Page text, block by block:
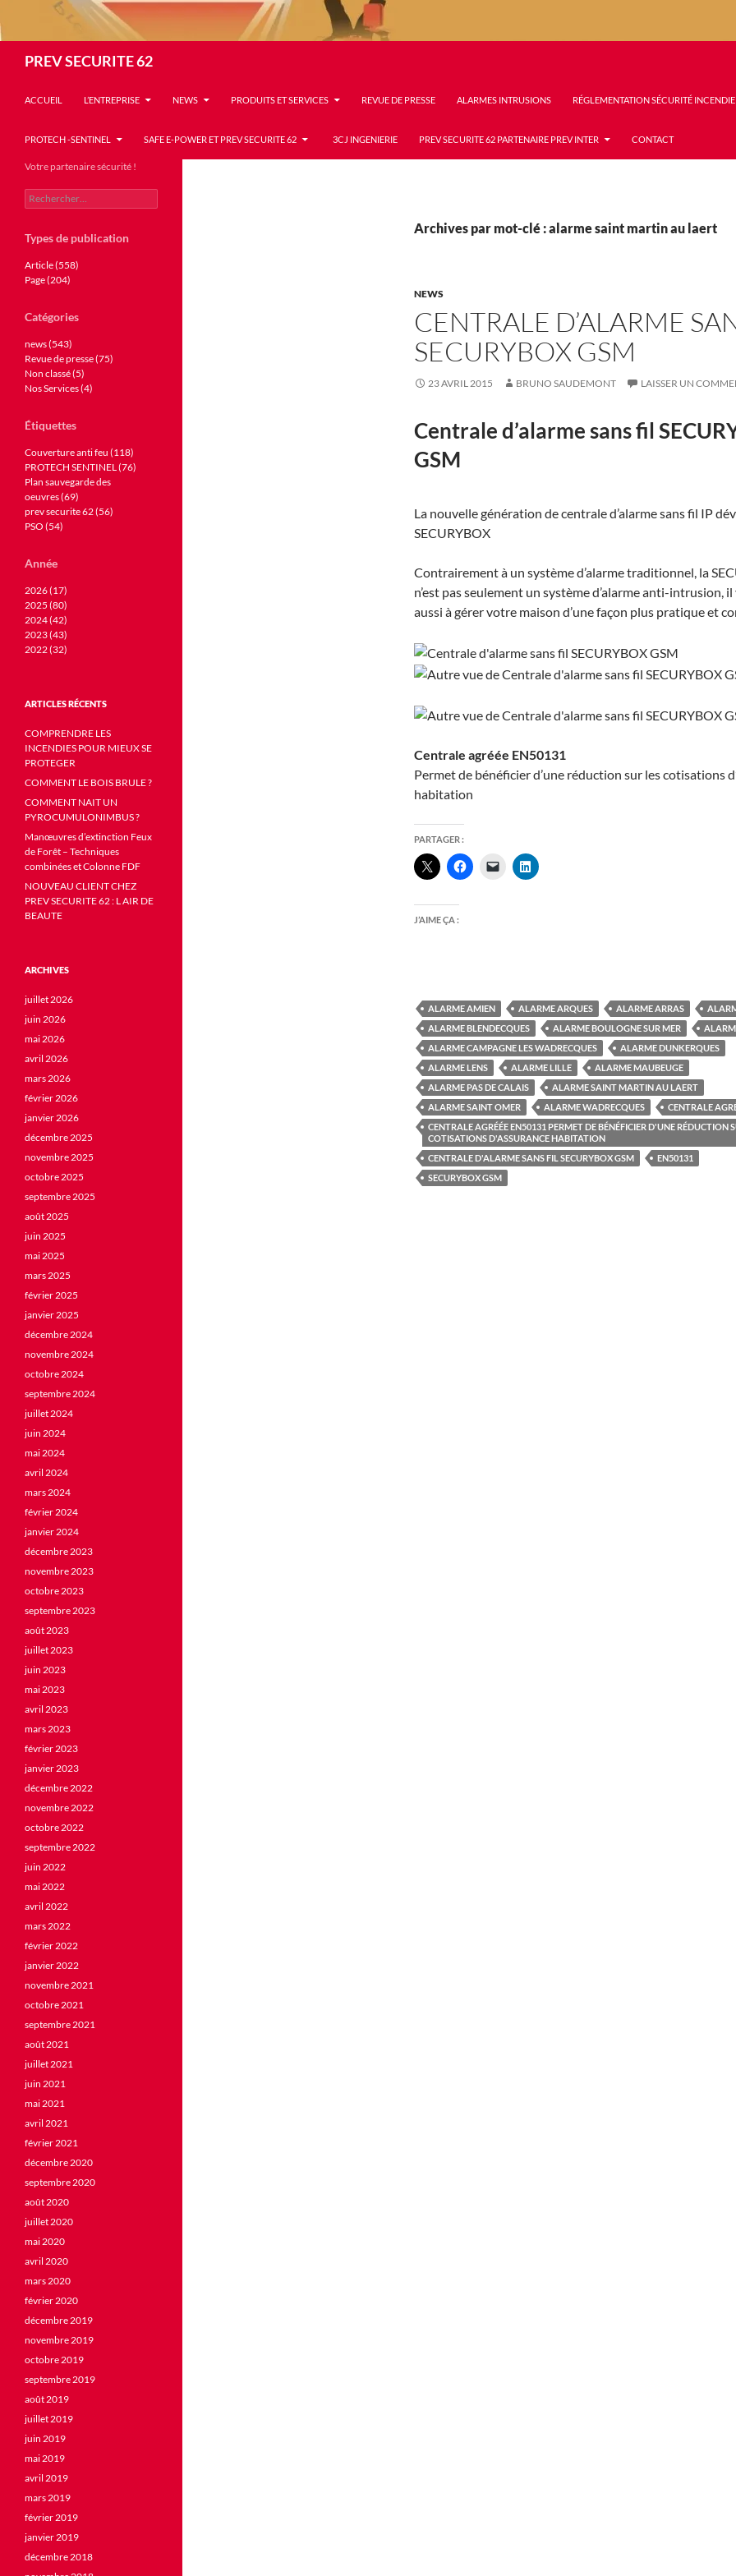
PREV SECURITE 62
ACCUEIL L’ENTREPRISE NEWS PRODUITS ET SERVICES REVUE DE PRESSE ALARMES INTRUSIONS RÉGLEMENTATION SÉCURITÉ INCENDIE
PROTECH -SENTINEL SAFE E-POWER ET PREV SECURITE 62 3CJ INGENIERIE PREV SECURITE 62 PARTENAIRE PREV INTER CONTACT
Archives par mot-clé : alarme saint martin au laert
NEWS
CENTRALE D’ALARME
SECURYBOX GSM
23 AVRIL 2015 BRUNO SAUDEMONT LAISSER UN
Centrale d’alarme sans fil
GSM
La nouvelle génération de centrale d’alarme sans fil IP
SECURYBOX
Contrairement à un système d’alarme traditionnel, la
n’est pas seulement un système d’alarme anti-intrusion,
aussi à gérer votre maison d’une façon plus pratique et
Centrale agréée EN50131
Permet de bénéficier d’une réduction sur les cotisations
habitation
PARTAGER :
J’AIME ÇA :
ALARME AMIEN ALARME ARQUES ALARME ARRAS
ALARME BLENDECQUES
ALARME BOULOGNE SUR MER
ALARME CAMPAGNE LES WADRECQUES
ALARME DUNKERQUES
ALARME LENS
ALARME LILLE
ALARME MAUBEUGE
ALARME PAS DE CALAIS
ALARME SAINT MARTIN AU LAERT
ALARME SAINT OMER
ALARME WADRECQUES
CENTRALE
CENTRALE AGRÉÉE EN50131 PERMET DE BÉNÉFICIER D'UNE RÉDUCTION
COTISATIONS D'ASSURANCE HABITATION
CENTRALE D'ALARME SANS FIL SECURYBOX GSM
EN50131
SECURYBOX GSM
Votre partenaire sécurité !
Rechercher :
Types de publication
Article (558)
Page (204)
Catégories
news (543)
Revue de presse (75)
Non classé (5)
Nos Services (4)
Étiquettes
Couverture anti feu (118)
PROTECH SENTINEL (76)
Plan sauvegarde des
oeuvres (69)
prev securite 62 (56)
PSO (54)
Année
2026 (17)
2025 (80)
2024 (42)
2023 (43)
2022 (32)
ARTICLES RÉCENTS
COMPRENDRE LES
INCENDIES POUR MIEUX SE
PROTEGER
COMMENT LE BOIS BRULE ?
COMMENT NAIT UN
PYROCUMULONIMBUS ?
Manœuvres d’extinction Feux
de Forêt – Techniques
combinées et Colonne FDF
NOUVEAU CLIENT CHEZ
PREV SECURITE 62 : L AIR DE
BEAUTE
ARCHIVES
juillet 2026
juin 2026
mai 2026
avril 2026
mars 2026
février 2026
janvier 2026
décembre 2025
novembre 2025
octobre 2025
septembre 2025
août 2025
juin 2025
mai 2025
mars 2025
février 2025
janvier 2025
décembre 2024
novembre 2024
octobre 2024
septembre 2024
juillet 2024
juin 2024
mai 2024
avril 2024
mars 2024
février 2024
janvier 2024
décembre 2023
novembre 2023
octobre 2023
septembre 2023
août 2023
juillet 2023
juin 2023
mai 2023
avril 2023
mars 2023
février 2023
janvier 2023
décembre 2022
novembre 2022
octobre 2022
septembre 2022
juin 2022
mai 2022
avril 2022
mars 2022
février 2022
janvier 2022
novembre 2021
octobre 2021
septembre 2021
août 2021
juillet 2021
juin 2021
mai 2021
avril 2021
février 2021
décembre 2020
septembre 2020
août 2020
juillet 2020
mai 2020
avril 2020
mars 2020
février 2020
décembre 2019
novembre 2019
octobre 2019
septembre 2019
août 2019
juillet 2019
juin 2019
mai 2019
avril 2019
mars 2019
février 2019
janvier 2019
décembre 2018